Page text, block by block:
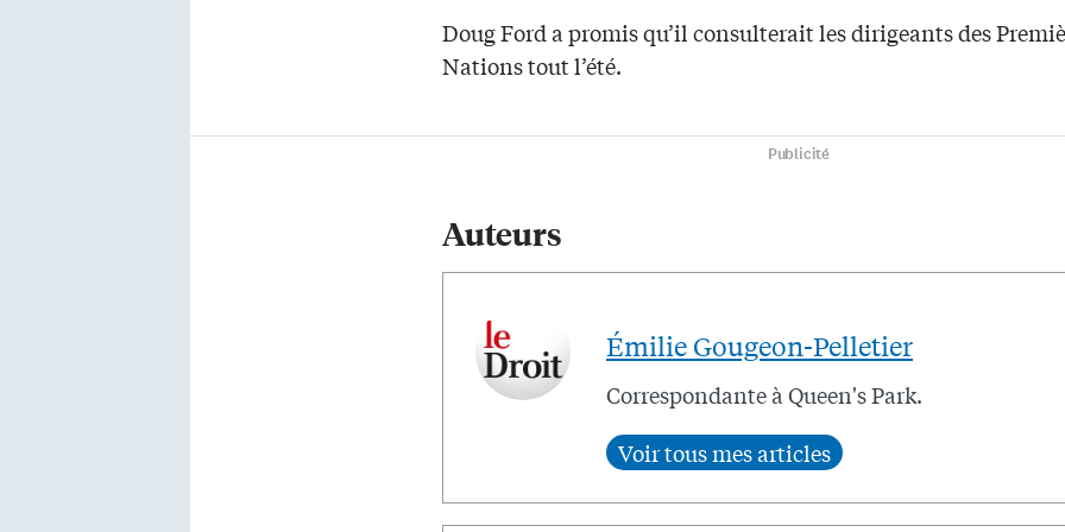
Doug Ford a promis qu’il consulterait les dirigeants des
Nations tout l’été.
Publicité
Auteurs
Émilie Gougeon-Pelletier
Correspondante à Queen's Park.